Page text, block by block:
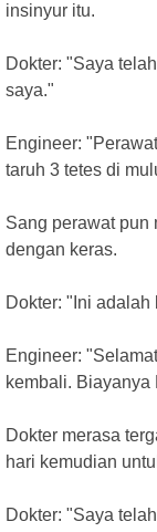
insinyur itu.
Dokter: "Saya
saya."
Engineer:
taruh 3 tetes di
Sang perawat pun
dengan keras.
Dokter: "Ini adalah
Engineer:
kembali. Biayanya
Dokter merasa
hari kemudian
Dokter: "Saya